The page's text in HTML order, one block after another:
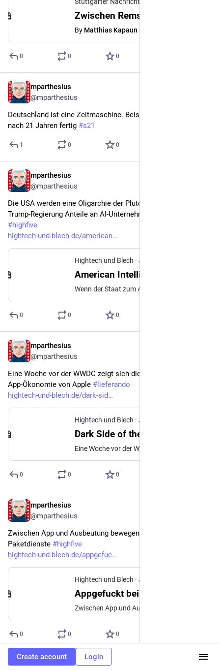
By Matthias Kapaun
0 0 0
mparthesius
@mparthesius
Deutschland ist eine Zeitmaschine. Beispiel: Stuttgart 31 wird
nach 21 Jahren fertig #s21
1 0 0
mparthesius
@mparthesius
Die USA werden eine Oligarchie der Plutokraten, wenn die
#highfive
hightech-und-blech.de/american
Hightech und Blech · Jun 6
American Intelligence
0 0 0
mparthesius
@mparthesius
Eine Woche vor der WWDC zeigt sich die Schattenseite der
App-Ökonomie von Apple # lieferando
hightech-und-blech.de/dark-sid
Hightech und Blech · Jun 5
Dark Side of the App
0 0 0
mparthesius
@mparthesius
Zwischen App und Ausbeutung bewegen Lieferando und
Paketdienste #highfive
hightech-und-blech.de/appgefuc
Hightech und Blech · Jun 2
Appgefuckt bei Lieferando
0 0 0
mparthesius
Create account Login